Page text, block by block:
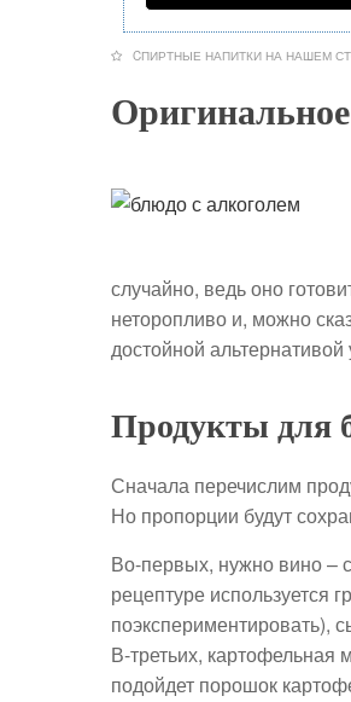
CПИРТНЫЕ НАПИТКИ НА НАШЕМ
случайно, ведь оно
неторопливо и, можно
достойной
Продукты для
Сначала перечислим
Но пропорции будут
Во-первых, нужно вино –
рецептуре используется
поэкспериментировать),
В-третьих, картофельная
подойдет порошок